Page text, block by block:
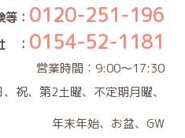
等： 0120-251-196
： 0154-52-1181
営業時間：9:00～17:30
祝、第2土曜、不定期月曜、
年末年始、お盆、GW